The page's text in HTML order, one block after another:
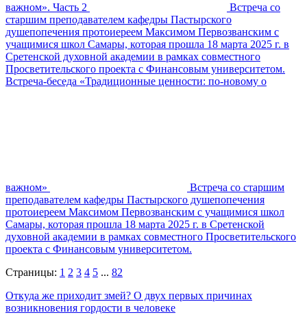
важном». Часть 2
Встреча со
старшим преподавателем кафедры Пастырского
душепопечения протоиереем Максимом Первозванским с
учащимися школ Самары, которая прошла 18 марта 2025 г. в
Сретенской духовной академии в рамках совместного
Просветительского проекта с Финансовым университетом.
Встреча-беседа «Традиционные ценности: по-новому о
важном»
Встреча со старшим
преподавателем кафедры Пастырского душепопечения
протоиереем Максимом Первозванским с учащимися школ
Самары, которая прошла 18 марта 2025 г. в Сретенской
духовной академии в рамках совместного Просветительского
проекта с Финансовым университетом.
Страницы: 1 2 3 4 5 ... 82
Откуда же приходит змей? О двух первых причинах
возникновения гордости в человеке